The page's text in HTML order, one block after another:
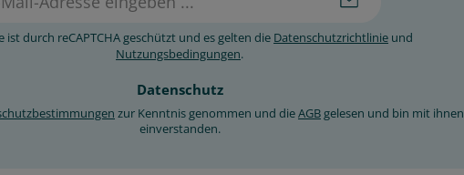
ist durch reCAPTCHA geschützt und es gelten die Datenschutzrichtlinie und
Nutzungsbedingungen.
Datenschutz
zur Kenntnis genommen und dieAGBgelesen und bin mit ihnen
einverstanden.